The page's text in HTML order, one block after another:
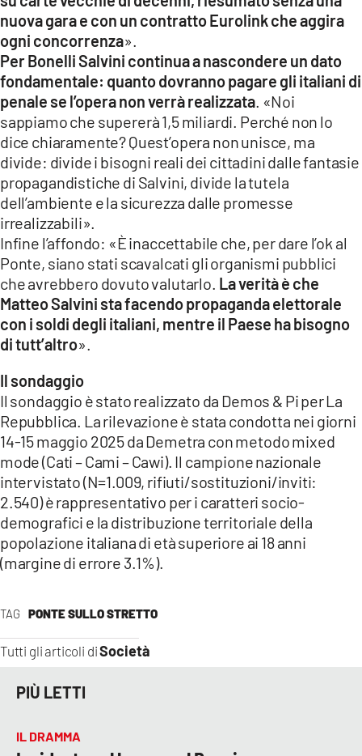
TAG PONTE SULLO STRETTO
Tutti gli articoli diSocietà
nuova gara e con un contratto Eurolink che aggira
ogni concorrenza».
Per Bonelli Salvini continua a nascondere un dato
fondamentale: quanto dovranno pagare gli italiani di
penale se l’opera non verrà realizzata . «Noi
sappiamo che supererà 1,5 miliardi. Perché non lo
dice chiaramente? Quest’opera non unisce, ma
divide: divide i bisogni reali dei cittadini dalle fantasie
propagandistiche di Salvini, divide la tutela
dell’ambiente e la sicurezza dalle promesse
irrealizzabili».
Infine l’affondo: «È inaccettabile che, per dare l’ok al
Ponte, siano stati scavalcati gli organismi pubblici
che avrebbero dovuto valutarlo. La verità è che
Matteo Salvini sta facendo propaganda elettorale
con i soldi degli italiani, mentre il Paese ha bisogno
di tutt’altro».
Il sondaggio
Il sondaggio è stato realizzato da Demos & Pi per La
Repubblica. La rilevazione è stata condotta nei giorni
14-15 maggio 2025 da Demetra con metodo mixed
mode (Cati – Cami – Cawi). Il campione nazionale
intervistato (N=1.009, rifiuti/sostituzioni/inviti:
2.540) è rappresentativo per i caratteri socio-
demografici e la distribuzione territoriale della
popolazione italiana di età superiore ai 18 anni
(margine di errore 3.1%).
PIÙ LETTI
IL DRAMMA